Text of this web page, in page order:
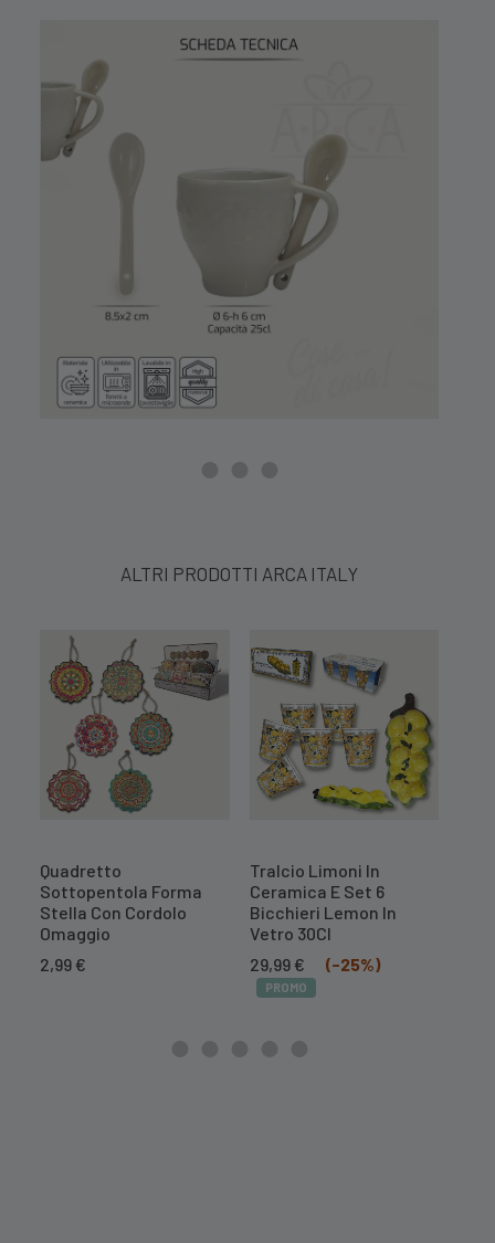
ALTRI PRODOTTI ARCA ITALY
Quadretto
Sottopentola Forma
Stella Con Cordolo
Omaggio
2,99€
Tralcio Limoni In
Ceramica E Set 6
Bicchieri Lemon In
Vetro 30Cl
Il
prezzo
originale
39,99 €.
29,99€
prezzo
(-25%)
PROMO